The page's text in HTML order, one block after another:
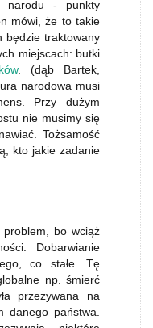
narodu - punkty
mówi, że to takie
będzie traktowany
miejscach: butki
. (dąb Bartek,
narodowa musi
Przy dużym
nie musimy się
Tożsamość
kto jakie zadanie
bo wciąż
Dobarwianie
co stałe. Tę
np. śmierć
przeżywana na
danego państwa.